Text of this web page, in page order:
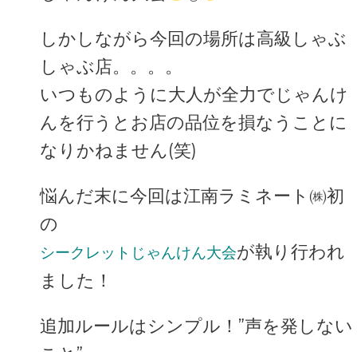
しかしながら今回の場所は高級しゃぶ
しゃぶ店。。。。
いつものように大人が全力でじゃんけ
んを行うとお店の品位を損なうことに
なりかねません(笑)
悩んだ末に今回は江南ラミネート㈱初
の
シークレットじゃんけん大会が執り行われ
ました！
追加ルールはシンプル！ ”声を発しない